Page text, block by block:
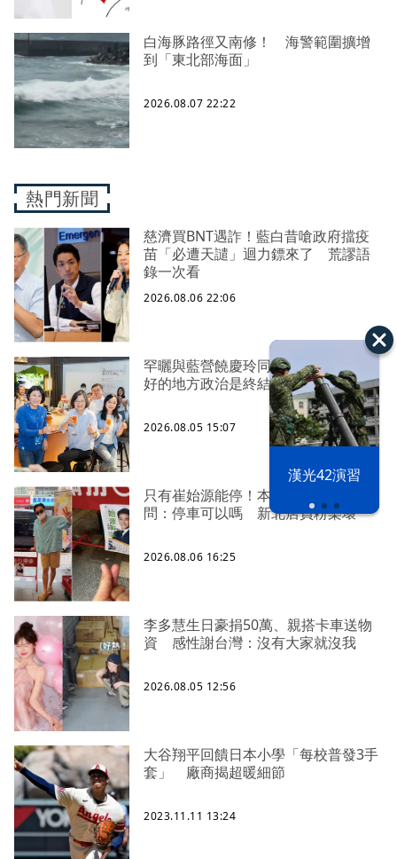
漢光42演習
白海豚路徑又南修！ 海警範圍擴增
到「東北部海面」
2026.08.07 22:22
熱門新聞
慈濟買BNT遇詐！藍白昔嗆政府擋疫
苗「必遭天譴」迴力鏢來了 荒謬語
錄一次看
2026.08.06 22:06
罕曬與藍營饒慶玲同框照 蔡英文：
好的地方政治是終結對立、彼此接力
2026.08.05 15:07
只有崔始源能停！本尊好奇找上門親
問：停車可以嗎 新北店員粉樂壞
2026.08.06 16:25
李多慧生日豪捐50萬、親搭卡車送物
資 感性謝台灣：沒有大家就沒我
2026.08.05 12:56
大谷翔平回饋日本小學「每校普發3手
套」 廠商揭超暖細節
2023.11.11 13:24